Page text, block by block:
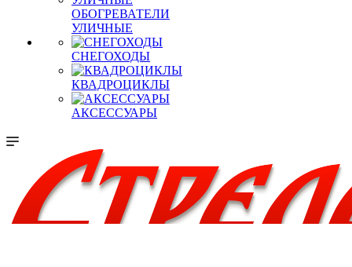
ОБОГРЕВАТЕЛИ
УЛИЧНЫЕ
СНЕГОХОДЫ
КВАДРОЦИКЛЫ
АКСЕССУАРЫ